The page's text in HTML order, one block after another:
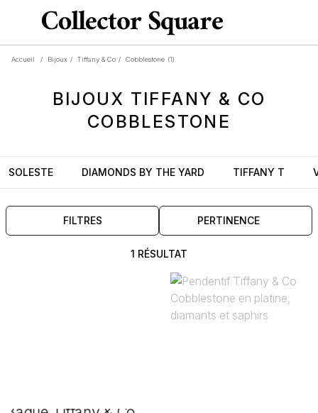
Accueil / Bijoux / Tiffany & Co / Cobblestone (1)
BIJOUX TIFFANY & CO
COBBLESTONE
SOLESTE DIAMONDS BY THE YARD TIFFANY T
FILTRES PERTINENCE
1 RÉSULTAT